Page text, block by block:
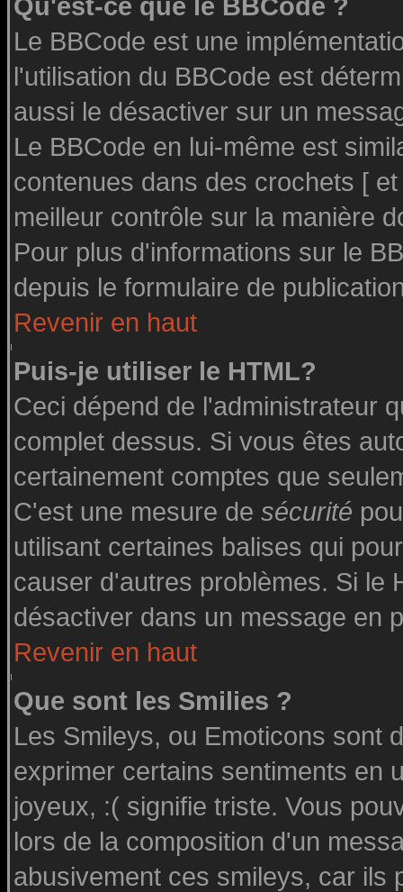
Qu'est-ce que le BBCode ?
Le BBCode est une
l'utilisation du BBCode est
aussi le désactiver sur un
Le BBCode en lui-même est
contenues dans des crochets [
meilleur contrôle sur la manière
Pour plus d'informations sur le
depuis le formulaire de
Revenir en haut
Puis-je utiliser le HTML?
Ceci dépend de l'administrateur
complet dessus. Si vous êtes
certainement comptes que
C'est une mesure de sécurité
utilisant certaines balises qui
causer d'autres problèmes. Si le
désactiver dans un message en
Revenir en haut
Que sont les Smilies ?
Les Smileys, ou Emoticons sont
exprimer certains sentiments en
joyeux, :( signifie triste. Vous
lors de la composition d'un
abusivement ces smileys, car ils